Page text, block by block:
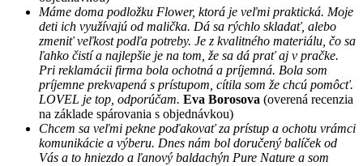
Máme doma podložku Flower, ktorá je veľmi praktická. Moje
deti ich využívajú od malička. Dá sa rýchlo skladať, alebo
zmeniť veľkost podľa potreby. Je z kvalitného materiálu, čo sa
ľahko čistí a najlepšie je na tom, že sa dá prať aj v pračke.
Pri reklamácii firma bola ochotná a príjemná. Bola som
príjemne prekvapená s prístupom, cítila som že chcú pomôcť.
LOVEL je top, odporúčam. Eva Borosova (overená recenzia
na základe spárovania s objednávkou)
Chcem sa veľmi pekne poďakovať za prístup a ochotu vrámci
komunikácie a výberu. Dnes nám bol doručený balíček od
Vás a to hniezdo a ľanový baldachýn Pure Nature a som